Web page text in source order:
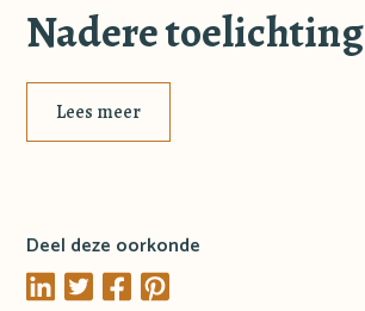
Nadere toelichting
Lees meer
Deel deze oorkonde